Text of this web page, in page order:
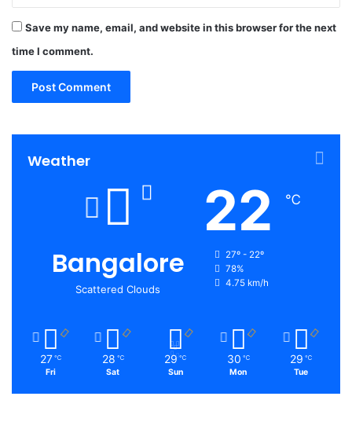
Save my name, email, and website in this browser for the next
time I comment.
Weather
Bangalore
Scattered Clouds
22 ℃
27º - 22º
78%
4.75 km/h
27 ℃
Fri
28 ℃
Sat
29 ℃
Sun
30 ℃
Mon
29 ℃
Tue